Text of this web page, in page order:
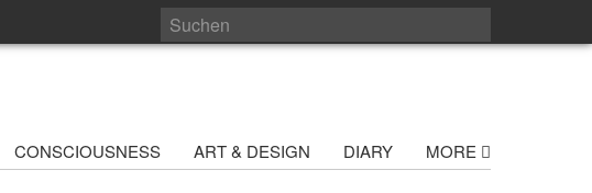
CONSCIOUSNESS ART & DESIGN DIARY MORE